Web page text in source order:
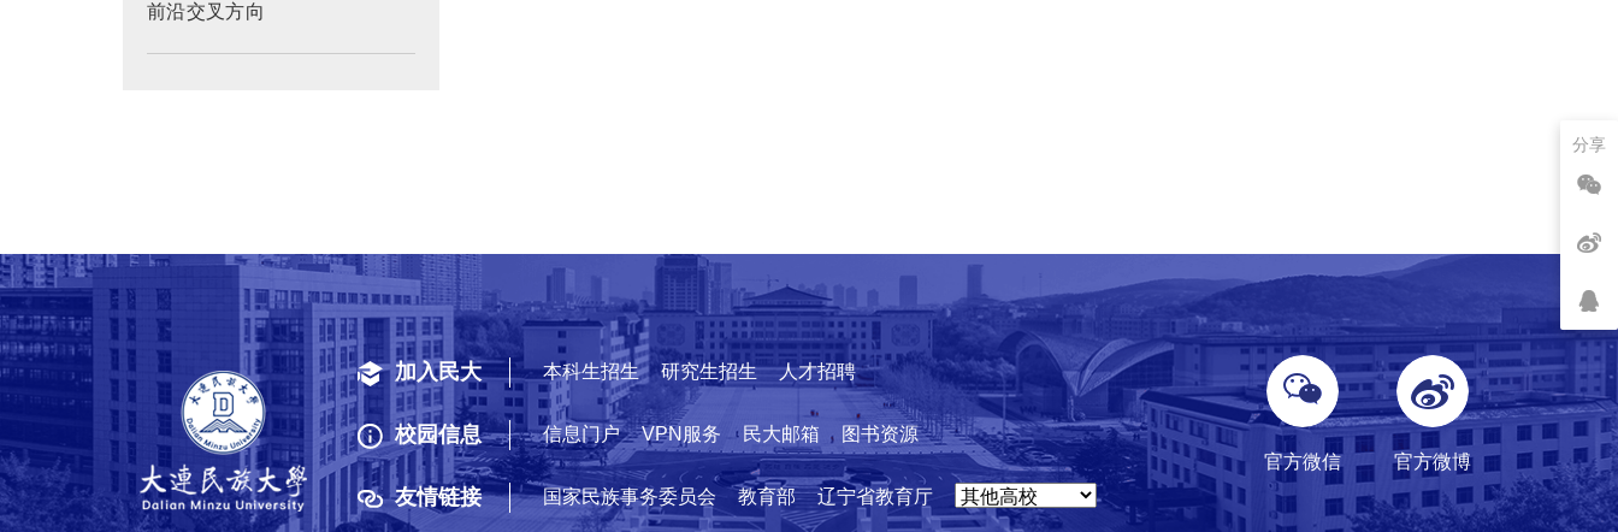
前沿交叉方向
加入民大 本科生招生 研究生招生 人才招聘
校园信息 信息门户 VPN服务 民大邮箱 图书资源
友情链接 国家民族事务委员会 教育部 辽宁省教育厅
官方微信 官方微博
分享